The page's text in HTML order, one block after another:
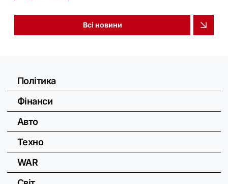
Всі новини
Політика
Фінанси
Авто
Техно
WAR